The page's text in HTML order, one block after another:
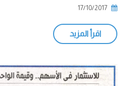
17/10/2017
اقرأ المزيد